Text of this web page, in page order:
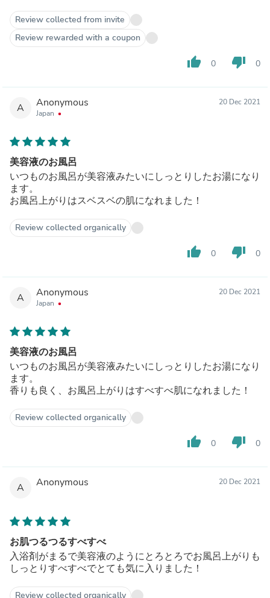
Review collected from invite
Review rewarded with a coupon
thumb_up 0 thumb_down 0
A Anonymous
Japan
20 Dec 2021
美容液のお風呂
いつものお風呂が美容液みたいにしっとりしたお湯になり
ます。
お風呂上がりはスベスベの肌になれました！
Review collected organically
thumb_up 0 thumb_down 0
A Anonymous
Japan
20 Dec 2021
美容液のお風呂
いつものお風呂が美容液みたいにしっとりしたお湯になり
ます。
香りも良く、お風呂上がりはすべすべ肌になれました！
Review collected organically
thumb_up 0 thumb_down 0
A Anonymous 20 Dec 2021
お肌つるつるすべすべ
入浴剤がまるで美容液のようにとろとろでお風呂上がりも
しっとりすべすべでとても気に入りました！
Review collected organically